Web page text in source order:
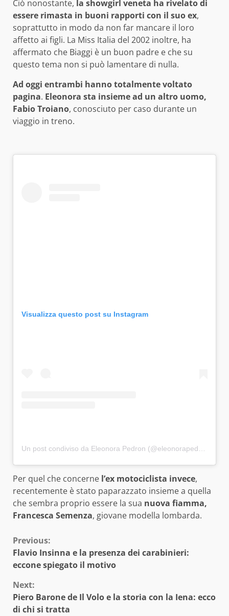
Ciò nonostante, la showgirl veneta ha rivelato di
essere rimasta in buoni rapporti con il suo ex,
soprattutto in modo da non far mancare il loro
affetto ai figli. La Miss Italia del 2002 inoltre, ha
affermato che Biaggi è un buon padre e che su
questo tema non si può lamentare di nulla.
Ad oggi entrambi hanno totalmente voltato
pagina. Eleonora sta insieme ad un altro uomo,
Fabio Troiano, conosciuto per caso durante un
viaggio in treno.
Visualizza questo post su Instagram
Per quel che concerne l’ex motociclista invece,
recentemente è stato paparazzato insieme a quella
che sembra proprio essere la sua nuova fiamma,
Francesca Semenza, giovane modella lombarda.
Continue
Reading
Previous:
Flavio Insinna e la presenza dei carabinieri:
eccone spiegato il motivo
Next:
Piero Barone de Il Volo e la storia con la Iena: ecco
di chi si tratta